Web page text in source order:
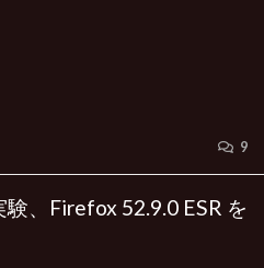
9
、Firefox 52.9.0 ESR を